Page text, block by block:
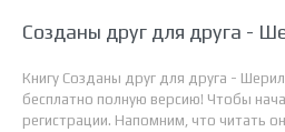
Созданы друг для друга -
Книгу Созданы друг для друга -
бесплатно полную версию! Чтобы
регистрации. Напомним, что читать